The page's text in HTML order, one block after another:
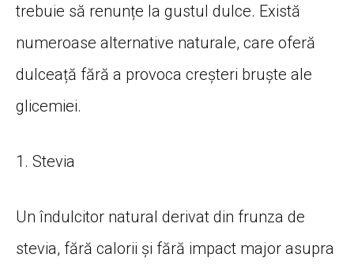
trebuie să renunțe la gustul dulce. Există
numeroase alternative naturale, care oferă
dulceață fără a provoca creșteri bruște ale
glicemiei.
1. Stevia
Un îndulcitor natural derivat din frunza de
stevia, fără calorii și fără impact major asupra